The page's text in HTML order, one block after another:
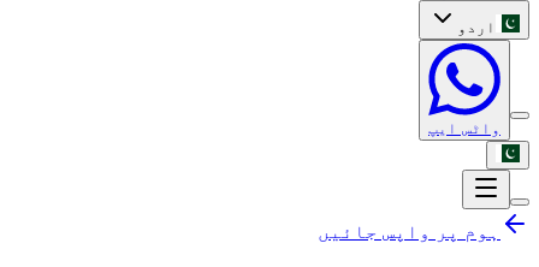
اردو
واٹس ایپ
ہوم پر واپس جائیں